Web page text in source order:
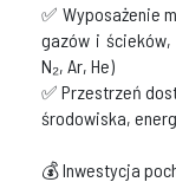
✅ Wyposażenie
gazów i ścieków,
N₂, Ar, He)
✅ Przestrzeń
środowiska,
💰 Inwestycja